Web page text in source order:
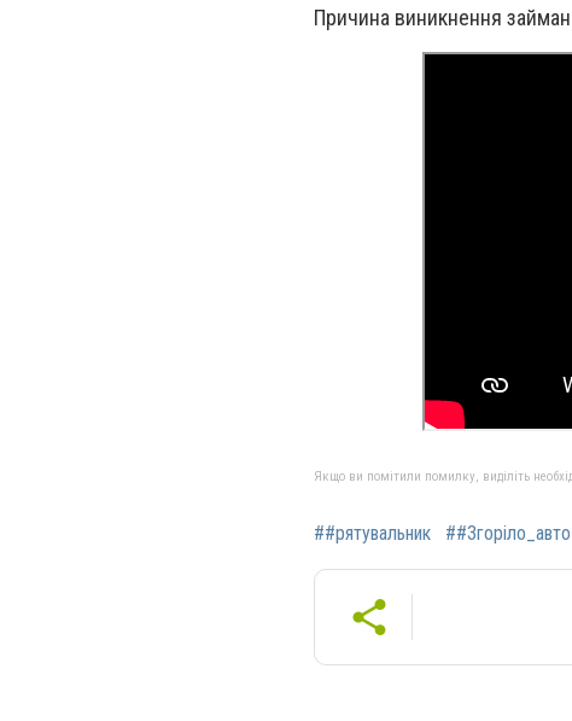
Причина виникнення
Якщо ви помітили помилку, виділіть
##рятувальник ##Згоріло_авто